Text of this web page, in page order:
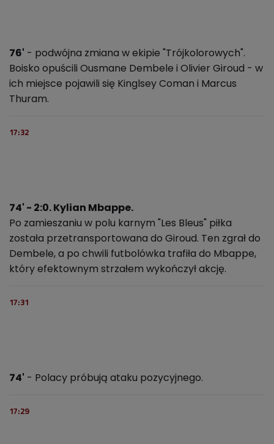
76' - podwójna zmiana w ekipie "Trójkolorowych".
Boisko opuścili Ousmane Dembele i Olivier Giroud - w
ich miejsce pojawili się Kinglsey Coman i Marcus
Thuram.
17:32
74' - 2:0. Kylian Mbappe.
Po zamieszaniu w polu karnym "Les Bleus" piłka
została przetransportowana do Giroud. Ten zgrał do
Dembele, a po chwili futbolówka trafiła do Mbappe,
który efektownym strzałem wykończył akcję.
17:31
74' - Polacy próbują ataku pozycyjnego.
17:29